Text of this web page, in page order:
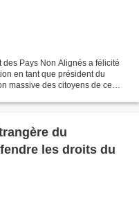
Pays Non Alignés a félicité
en tant que président du
massive des citoyens de ce
du
les droits du